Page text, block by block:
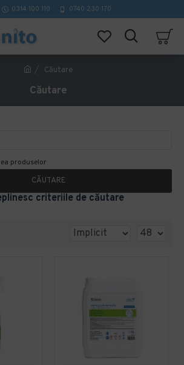
0314 100 110 0740 230 170
Căutare
Căutare
produselor
CĂUTARE
criteriile de căutare